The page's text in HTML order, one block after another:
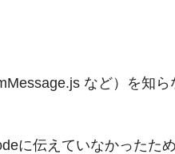
など）を知
に伝えていなかったた